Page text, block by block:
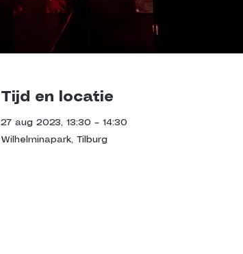
Tijd en locatie
27 aug 2023, 13:30 – 14:30
Wilhelminapark, Tilburg